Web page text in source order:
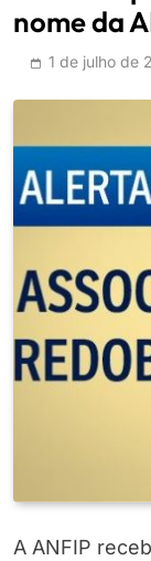
nome da
1 de julho de
A ANFIP